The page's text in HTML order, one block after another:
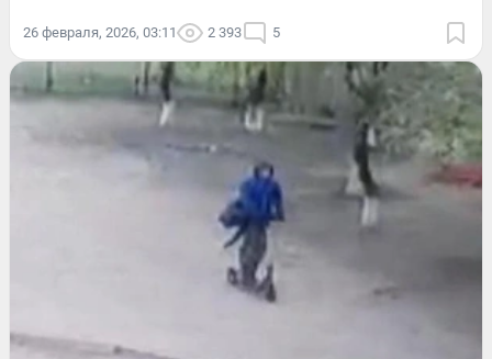
26 февраля, 2026, 03:11 2 393 5